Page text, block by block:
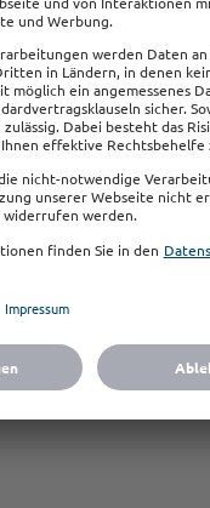
die ALH Gruppe die von
Newsletters zu
im Zuge der